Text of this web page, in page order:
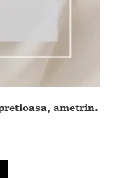
ametrin.